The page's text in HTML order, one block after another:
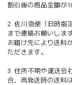
割引後の商品金額が
2. 佐川急便（日時指
まで連絡お願いします
お届け先により送料
ただきます。
3. 住所不明や運送会
合、再発送時の送料